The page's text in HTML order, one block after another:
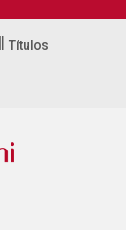
Títulos